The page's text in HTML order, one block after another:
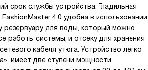
срок службы устройства. Гладильная
4.0 удобна в использовании
резервуару для воды, который можно
работы системы, и отсеку для хранения
кабеля утюга. Устройство легко
имеет две ступени мощности